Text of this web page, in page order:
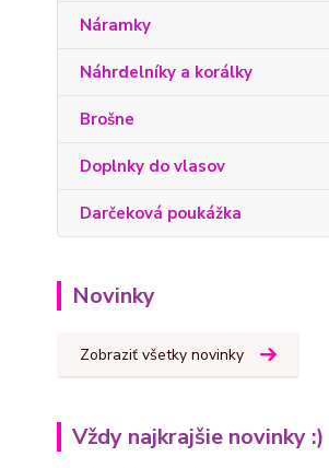
Náramky
Náhrdelníky a korálky
Brošne
Doplnky do vlasov
Darčeková poukážka
Novinky
Zobraziť všetky novinky
Vždy najkrajšie novinky :)